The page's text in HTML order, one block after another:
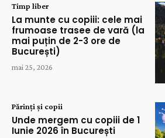
Timp liber
La munte cu copiii: cele mai
frumoase trasee de vară (la
mai puțin de 2-3 ore de
București)
mai 25, 2026
Părinți și copii
Unde mergem cu copiii de 1
Iunie 2026 în București